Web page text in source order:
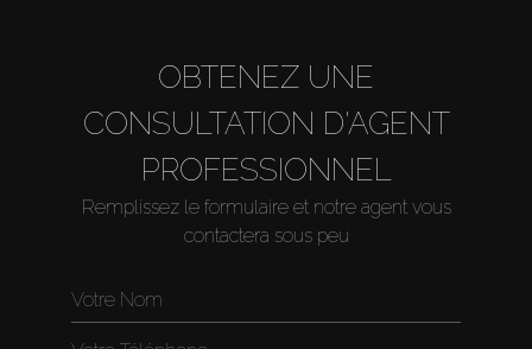
OBTENEZ UNE
CONSULTATION D'AGENT
PROFESSIONNEL
Remplissez le formulaire et notre agent vous
contactera sous peu